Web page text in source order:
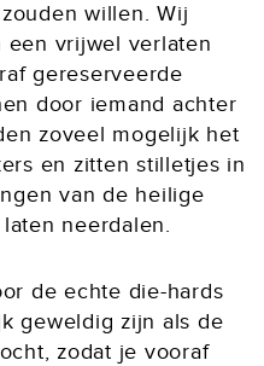
willen. Wij
een vrijwel verlaten
gereserveerde
door iemand achter
zoveel mogelijk het
en zitten stilletjes in
van de heilige
neerdalen.
de echte die-hards
geweldig zijn als de
zodat je vooraf